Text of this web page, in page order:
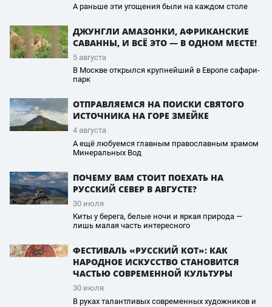
А раньше эти угощения были на каждом столе
ДЖУНГЛИ АМАЗОНКИ, АФРИКАНСКИЕ
САВАННЫ, И ВСЁ ЭТО — В ОДНОМ МЕСТЕ!
5 августа
В Москве открылся крупнейший в Европе сафари-
парк
ОТПРАВЛЯЕМСЯ НА ПОИСКИ СВЯТОГО
ИСТОЧНИКА НА ГОРЕ ЗМЕЙКЕ
4 августа
А ещё любуемся главным православным храмом
Минеральных Вод
ПОЧЕМУ ВАМ СТОИТ ПОЕХАТЬ НА
РУССКИЙ СЕВЕР В АВГУСТЕ?
30 июля
Киты у берега, белые ночи и яркая природа —
лишь малая часть интересного
ФЕСТИВАЛЬ «РУССКИЙ КОТ»: КАК
НАРОДНОЕ ИСКУССТВО СТАНОВИТСЯ
ЧАСТЬЮ СОВРЕМЕННОЙ КУЛЬТУРЫ
30 июля
В руках талантливых современных художников и